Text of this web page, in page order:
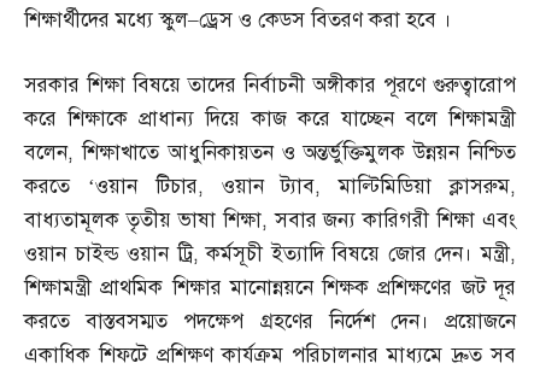
শিক্ষার্থীদের মধ্যে স্কুল–ড্রেস ও কেডস বিতরণ করা হবে ।
সরকার শিক্ষা বিষয়ে তাদের নির্বাচনী অঙ্গীকার পূরণে গুরুত্বারোপ
করে শিক্ষাকে প্রাধান্য দিয়ে কাজ করে যাচ্ছেন বলে শিক্ষামন্ত্রী
বলেন,শিক্ষাখাতে আধুনিকায়তন ও অন্তর্ভুক্তিমুলক উন্নয়ন নিশ্চিত
করতে ‘ওয়ান টিচার, ওয়ান ট্যাব,মাল্টিমিডিয়া ক্লাসরুম,
বাধ্যতামূলক তৃতীয় ভাষা শিক্ষা,সবার জন্য কারিগরী শিক্ষা এবং
ওয়ান চাইল্ড ওয়ান ট্রি,কর্মসূচী ইত্যাদি বিষয়ে জোর দেন। মন্ত্রী,
শিক্ষামন্ত্রী প্রাথমিক শিক্ষার মানোন্নয়নে শিক্ষক প্রশিক্ষণের জট দূর
করতে বাস্তবসম্মত পদক্ষেপ গ্রহণের নির্দেশ দেন। প্রয়োজনে
একাধিক শিফটে প্রশিক্ষণ কার্যক্রম পরিচালনার মাধ্যমে দ্রুত সব